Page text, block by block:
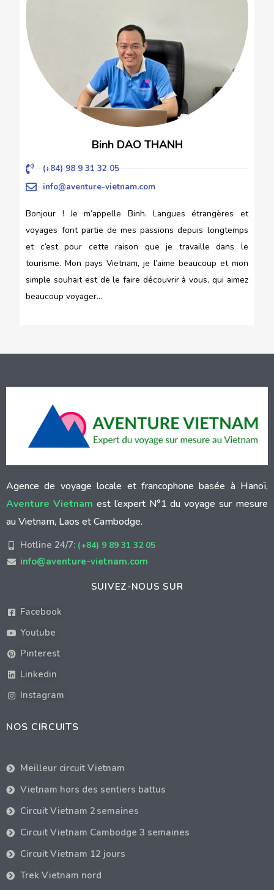
Binh DAO THANH
(+84) 98 9 31 32 05
info@aventure-vietnam.com
Bonjour ! Je m’appelle Binh. Langues étrangères et
voyages font partie de mes passions depuis longtemps
et c’est pour cette raison que je travaille dans le
tourisme. Mon pays Vietnam, je l’aime beaucoup et mon
simple souhait est de le faire découvrir à vous, qui aimez
beaucoup voyager…
Agence de voyage locale et francophone basée à Hanoï,
Aventure Vietnam est l’expert N°1 du voyage sur mesure
au Vietnam, Laos et Cambodge.
Hotline 24/7: (+84) 9 89 31 32 05
info@aventure-vietnam.com
SUIVEZ-NOUS SUR
Facebook
Youtube
Pinterest
Linkedin
Instagram
NOS CIRCUITS
Meilleur circuit Vietnam
Vietnam hors des sentiers battus
Circuit Vietnam 2 semaines
Circuit Vietnam Cambodge 3 semaines
Circuit Vietnam 12 jours
Trek Vietnam nord